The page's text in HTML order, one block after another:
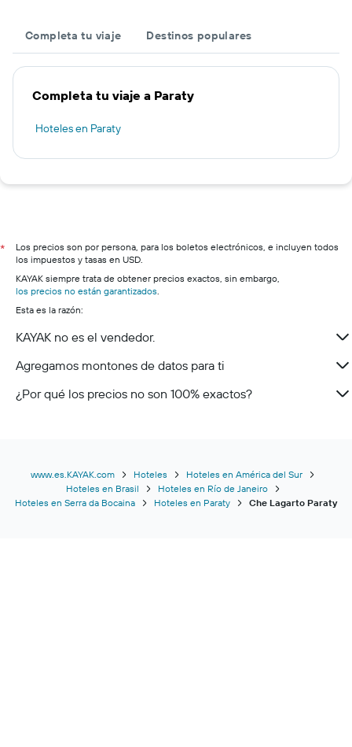
Completa tu viaje Destinos populares
Completa tu viaje a Paraty
Hoteles en Paraty
*
Los precios son por persona, para los boletos electrónicos, e incluyen todos
los impuestos y tasas en USD.
KAYAK siempre trata de obtener precios exactos, sin embargo,
los precios no están garantizados.
Esta es la razón:
KAYAK no es el vendedor.
Agregamos montones de datos para ti
¿Por qué los precios no son 100% exactos?
www.es.KAYAK.com Hoteles
Hoteles en América del Sur
Hoteles en Brasil
Hoteles en Río de Janeiro
Hoteles en Serra da Bocaina
Hoteles en Paraty Che Lagarto Paraty